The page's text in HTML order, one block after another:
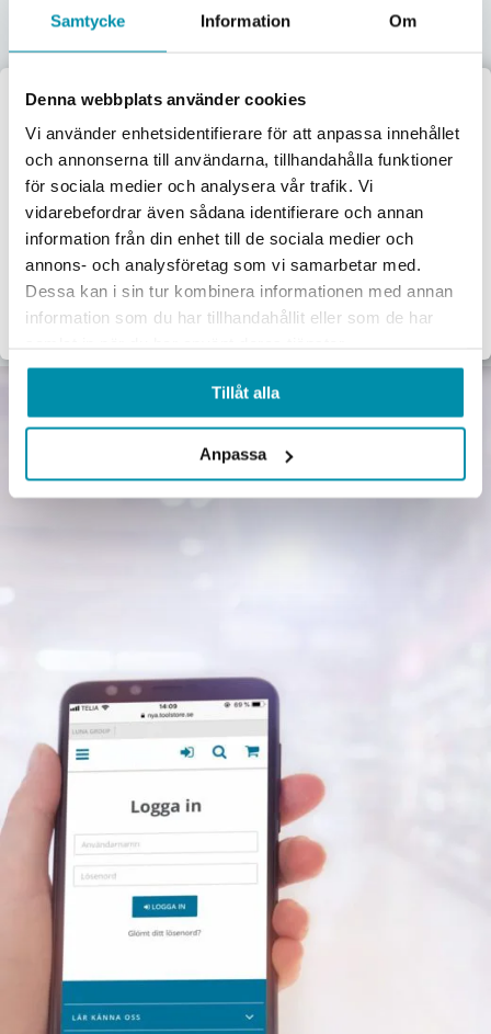
Samtycke Information Om
Denna webbplats använder cookies
Vi använder enhetsidentifierare för att anpassa innehållet
och annonserna till användarna, tillhandahålla funktioner
för sociala medier och analysera vår trafik. Vi
vidarebefordrar även sådana identifierare och annan
information från din enhet till de sociala medier och
annons- och analysföretag som vi samarbetar med.
Dessa kan i sin tur kombinera informationen med annan
information som du har tillhandahållit eller som de har
Tillåt alla
Anpassa
Hantverkarknivar
Markörhandtag
Spillhantering
Upptäck våra kategorier
Verktyg Maskiner Förbrukningsvaror Mätinstrument
Garage & verkstad El & belysning Oljor & kem Gasol & lödning
Lås & beslag
Välkommen till
Proffsbutiken
Jag handlar som:
Företag
Exkl. moms
Privat
Inkl. moms